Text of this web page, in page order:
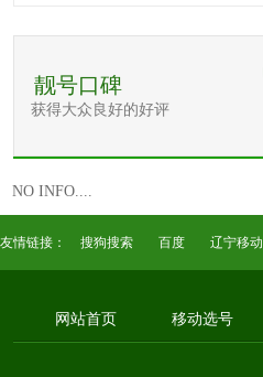
靓号口碑
获得大众良好的好评
NO INFO....
友情链接： 搜狗搜索 百度 辽宁移动
网站首页 移动选号